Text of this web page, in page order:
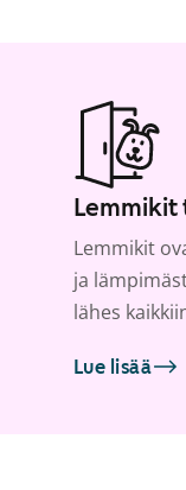
Lemmikit
ja
lähes
Lue lisää